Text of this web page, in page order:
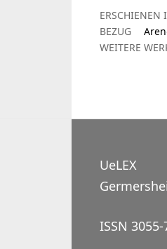
ERSCHIENEN
BEZUG
WEITERE
UeLEX
ISSN